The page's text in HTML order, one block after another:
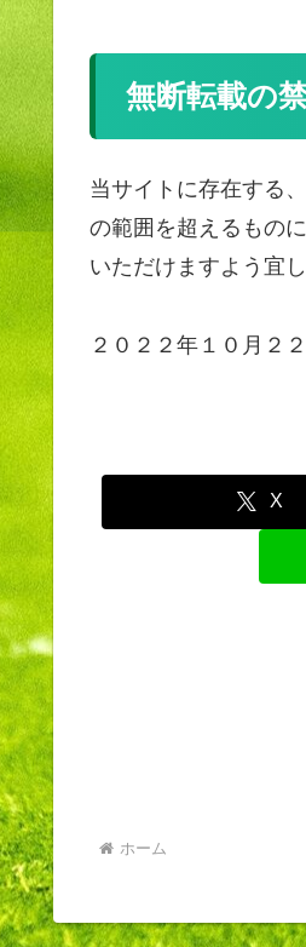
無断転載の
当サイトに存在する
の範囲を超えるもの
いただけますよう宜
２０２２年１０月２
X
ホーム